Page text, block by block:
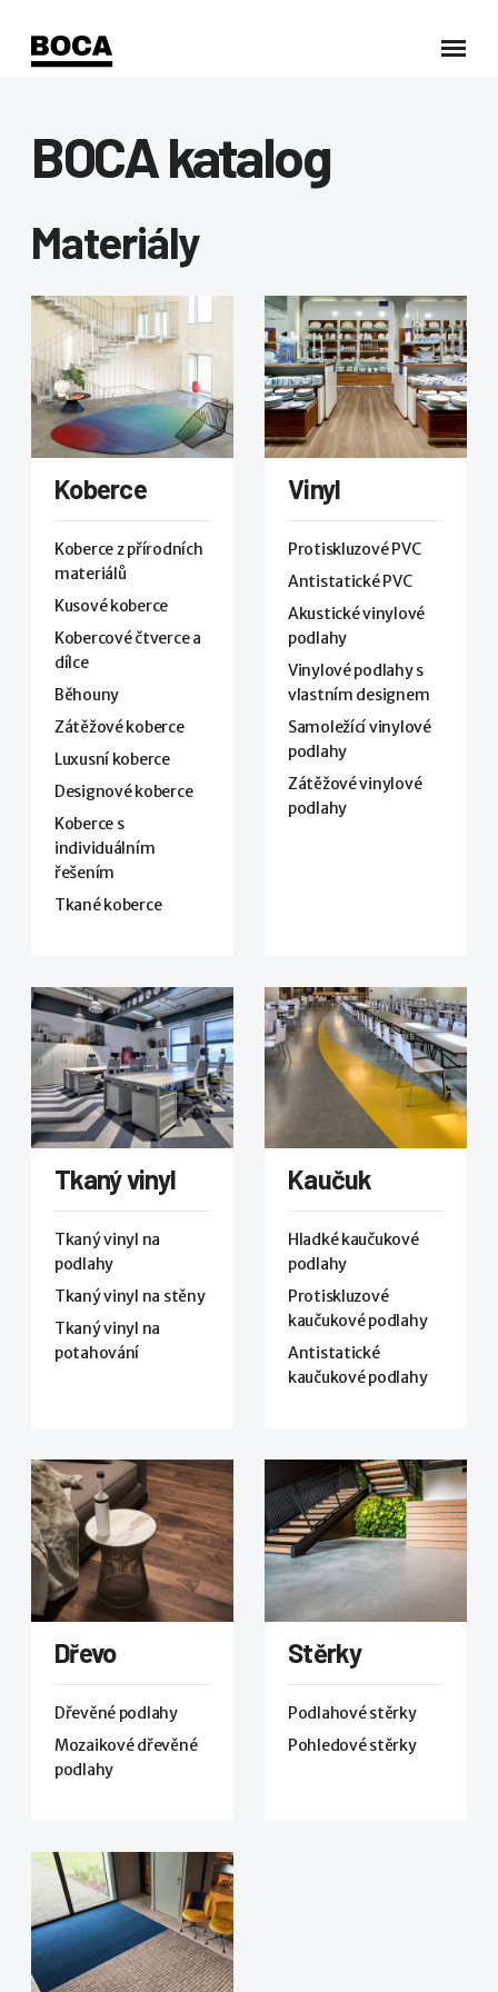
BOCA katalog
Materiály
Koberce
Koberce z přírodních
materiálů
Kusové koberce
Kobercové čtverce a
dílce
Běhouny
Zátěžové koberce
Luxusní koberce
Designové koberce
Koberce s
individuálním
řešením
Tkané koberce
Vinyl
Protiskluzové PVC
Antistatické PVC
Akustické vinylové
podlahy
Vinylové podlahy s
vlastním designem
Samoležící vinylové
podlahy
Zátěžové vinylové
podlahy
Tkaný vinyl
Tkaný vinyl na
podlahy
Tkaný vinyl na stěny
Tkaný vinyl na
potahování
Kaučuk
Hladké kaučukové
podlahy
Protiskluzové
kaučukové podlahy
Antistatické
kaučukové podlahy
Dřevo
Dřevěné podlahy
Mozaikové dřevěné
podlahy
Stěrky
Podlahové stěrky
Pohledové stěrky